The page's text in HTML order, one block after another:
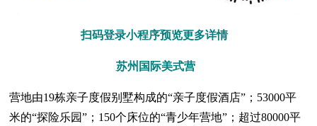
扫码登录小程序预览更多详情
苏州国际美式营
营地由19栋亲子度假别墅构成的“亲子度假酒店”；53000平
米的“探险乐园”；150个床位的“青少年营地”；超过80000平